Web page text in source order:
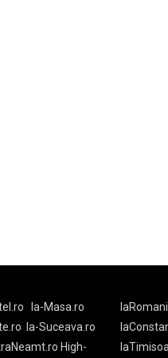
la-Masa.ro
la-Suceava.ro
High-